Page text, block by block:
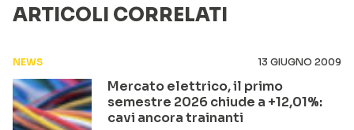
ARTICOLI CORRELATI
NEWS 13 GIUGNO 2009
Mercato elettrico, il primo
semestre 2026 chiude a +12,01%:
cavi ancora trainanti